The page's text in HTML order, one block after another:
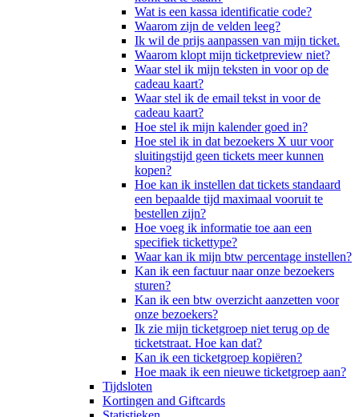
Wat is een kassa identificatie code?
Waarom zijn de velden leeg?
Ik wil de prijs aanpassen van mijn ticket.
Waarom klopt mijn ticketpreview niet?
Waar stel ik mijn teksten in voor op de
cadeau kaart?
Waar stel ik de email tekst in voor de
cadeau kaart?
Hoe stel ik mijn kalender goed in?
Hoe stel ik in dat bezoekers X uur voor
sluitingstijd geen tickets meer kunnen
kopen?
Hoe kan ik instellen dat tickets standaard
een bepaalde tijd maximaal vooruit te
bestellen zijn?
Hoe voeg ik informatie toe aan een
specifiek tickettype?
Waar kan ik mijn btw percentage instellen?
Kan ik een factuur naar onze bezoekers
sturen?
Kan ik een btw overzicht aanzetten voor
onze bezoekers?
Ik zie mijn ticketgroep niet terug op de
ticketstraat. Hoe kan dat?
Kan ik een ticketgroep kopiëren?
Hoe maak ik een nieuwe ticketgroep aan?
Tijdsloten
Kortingen and Giftcards